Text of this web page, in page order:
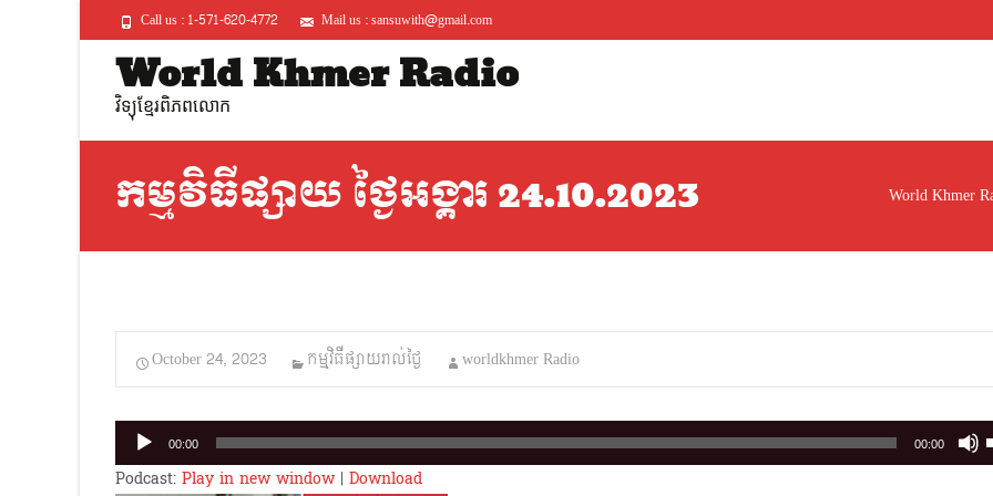
Call us : 1-571-620-4772 Mail us : sansuwith@gmail.com
World Khmer Radio
វិទ្យុខ្មែរពិភពលោក
កម្មវិធីផ្សាយ ថ្ងៃអង្គារ 24.10.2023 World Khmer
October 24, 2023 កម្មវិធីផ្សាយរាល់ថ្ងៃ worldkhmer Radio
Audio
Player
00:00 00:00
Podcast: Play in new window| Download